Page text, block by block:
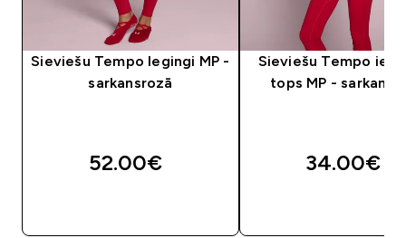
Sieviešu Tempo legingi MP -
sarkansrozā
52.00€‎
Sieviešu Tempo
tops MP - sarkani
34.00€‎